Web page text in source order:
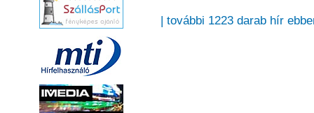
| további 1223 darab hír